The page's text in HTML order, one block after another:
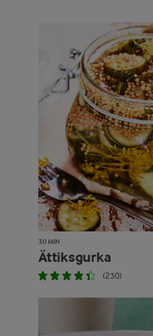
30 MIN
Ättiksgurka
(230)